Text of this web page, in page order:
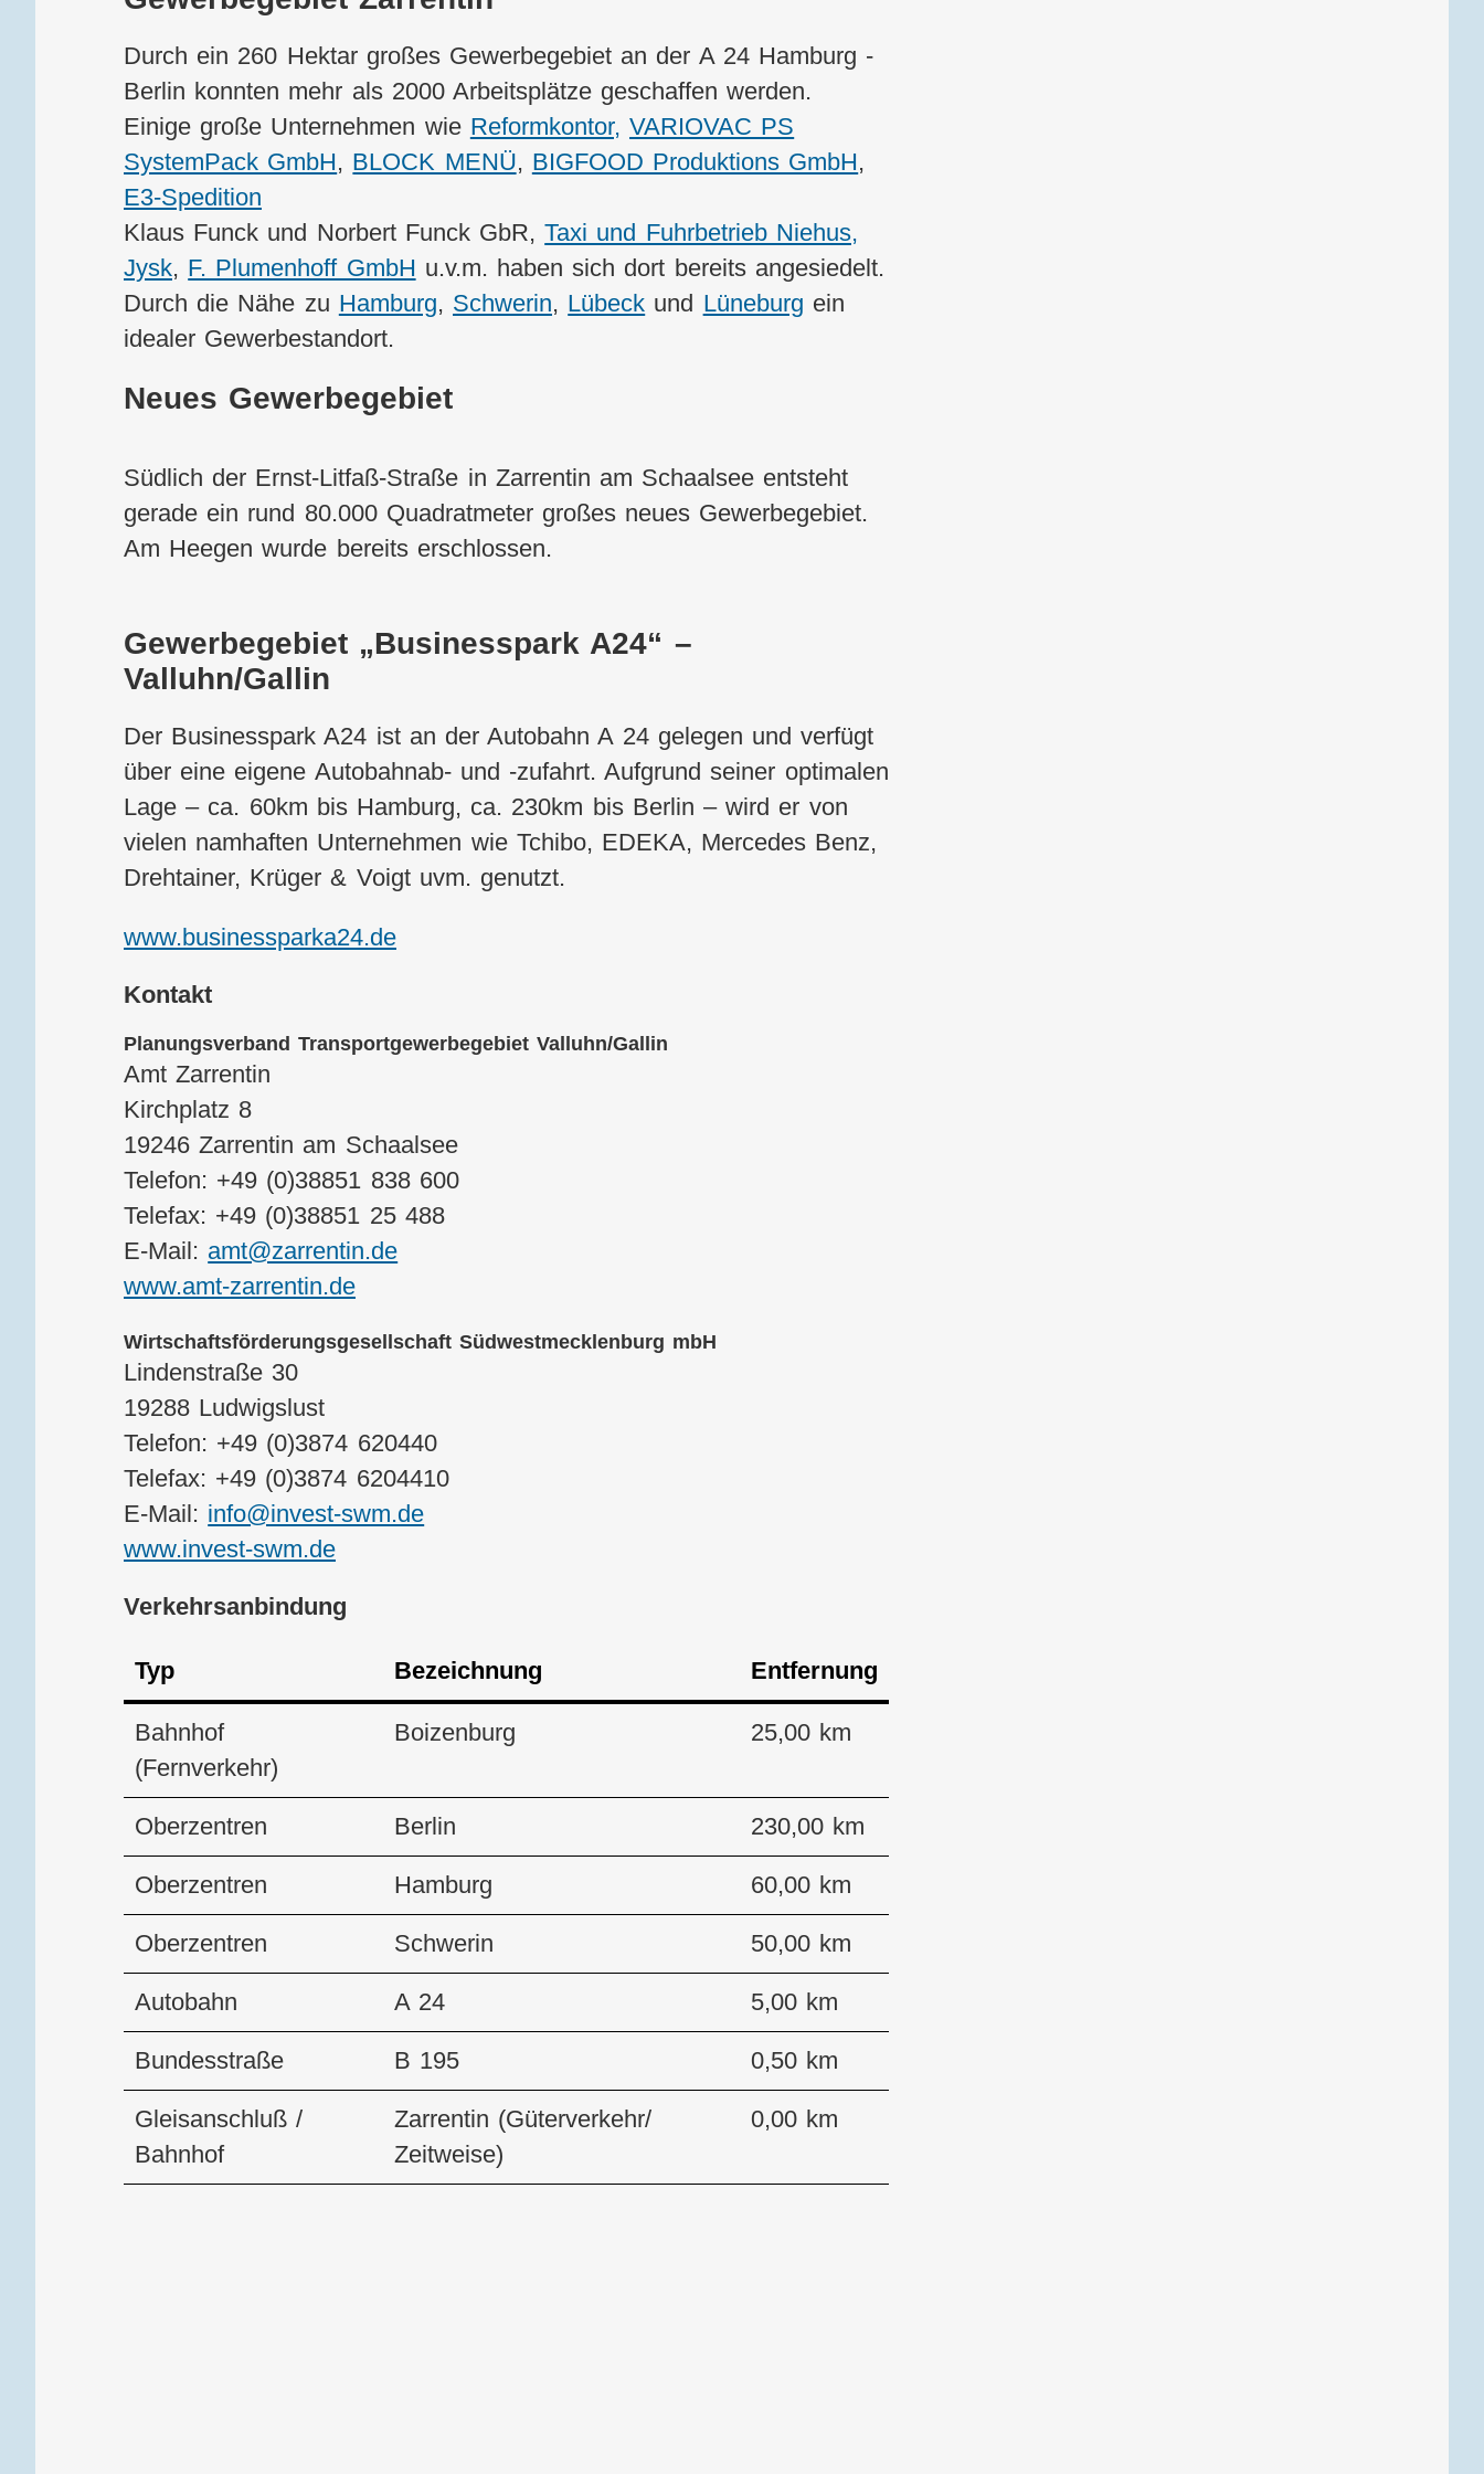
Durch ein 260 Hektar großes Gewerbegebiet an der A 24 Hamburg -
Berlin konnten mehr als 2000 Arbeitsplätze geschaffen werden.
Einige große Unternehmen wie Reformkontor, VARIOVAC PS
SystemPack GmbH, BLOCK MENÜ, BIGFOOD Produktions GmbH,
E3-Spedition
Klaus Funck und Norbert Funck GbR,Taxi und Fuhrbetrieb Niehus,
Jysk, F. Plumenhoff GmbH u.v.m. haben sich dort bereits angesiedelt.
Durch die Nähe zu Hamburg, Schwerin, Lübeck und Lüneburg ein
idealer Gewerbestandort.
Neues Gewerbegebiet
Südlich der Ernst-Litfaß-Straße in Zarrentin am Schaalsee entsteht
gerade ein rund 80.000 Quadratmeter großes neues Gewerbegebiet.
Am Heegen wurde bereits erschlossen.
Gewerbegebiet „Businesspark A24“ –
Valluhn/Gallin
Der Businesspark A24 ist an der Autobahn A 24 gelegen und verfügt
über eine eigene Autobahnab- und -zufahrt. Aufgrund seiner optimalen
Lage – ca. 60km bis Hamburg, ca. 230km bis Berlin – wird er von
vielen namhaften Unternehmen wie Tchibo, EDEKA, Mercedes Benz,
Drehtainer, Krüger & Voigt uvm. genutzt.
www.businessparka24.de
Kontakt
Planungsverband Transportgewerbegebiet Valluhn/Gallin
Amt Zarrentin
Kirchplatz 8
19246 Zarrentin am Schaalsee
Telefon: +49 (0)38851 838 600
Telefax: +49 (0)38851 25 488
E-Mail: amt@zarrentin.de
www.amt-zarrentin.de
Wirtschaftsförderungsgesellschaft Südwestmecklenburg mbH
Lindenstraße 30
19288 Ludwigslust
Telefon: +49 (0)3874 620440
Telefax: +49 (0)3874 6204410
E-Mail: info@invest-swm.de
www.invest-swm.de
Verkehrsanbindung
Typ Bezeichnung Entfernung
Bahnhof
(Fernverkehr)
Boizenburg 25,00 km
Oberzentren Berlin 230,00 km
Oberzentren Hamburg 60,00 km
Oberzentren Schwerin 50,00 km
Autobahn A 24 5,00 km
Bundesstraße B 195 0,50 km
Gleisanschluß /
Bahnhof
Zarrentin (Güterverkehr/
Zeitweise)
0,00 km